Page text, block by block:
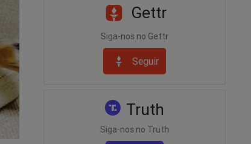
Gettr
Siga-nos no Gettr
Seguir
Truth
Siga-nos no Truth